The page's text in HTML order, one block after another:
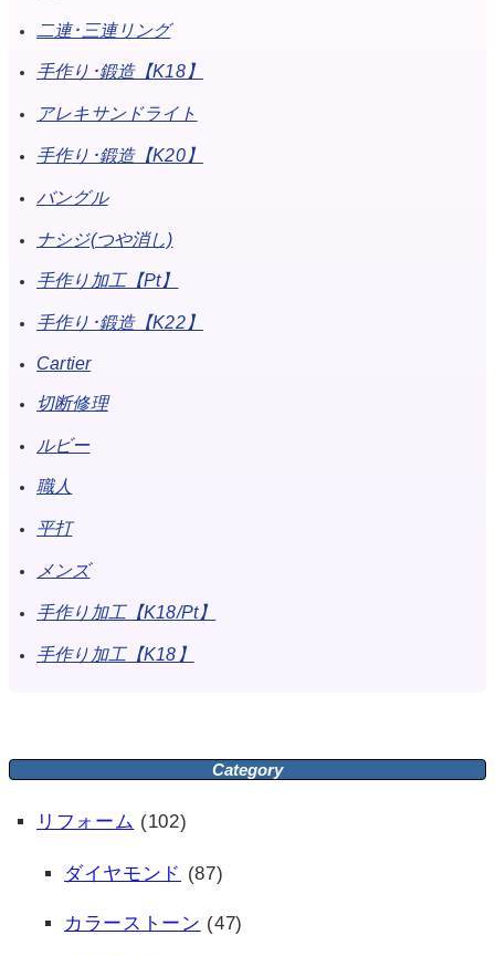
二連･三連リング
手作り･鍛造【K18】
アレキサンドライト
手作り･鍛造【K20】
バングル
ナシジ(つや消し)
手作り加工【Pt】
手作り･鍛造【K22】
Cartier
切断修理
ルビー
職人
平打
メンズ
手作り加工【K18/Pt】
手作り加工【K18】
Category
リフォーム (102)
ダイヤモンド (87)
カラーストーン (47)